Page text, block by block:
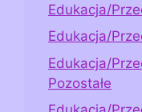
Edukacja/
Edukacja/
Edukacja/
Pozostałe